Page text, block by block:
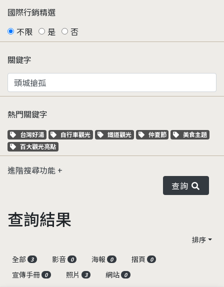
國際行銷精選
不限
是 否
關鍵字
熱門關鍵字
關鍵字標籤
台灣好湯 關鍵字標籤
自行車觀光 關鍵字標籤
鐵道觀光 關鍵字標籤
仲夏節 關鍵字標籤
美食主題
關鍵字標籤
百大觀光亮點
進階搜尋功能
查詢
查詢結果
排序
全部
3 影音 0 海報 0 摺頁 0
宣傳手冊 0 照片 3 網站 0